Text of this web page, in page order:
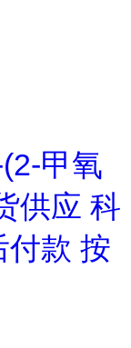
甲氧
供应 科
付款 按